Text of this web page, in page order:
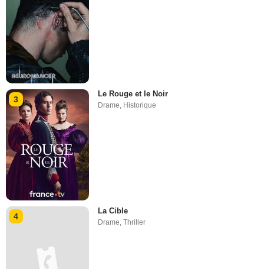
3
Le Rouge et le Noir
Drame Historique
4
La Cible
Drame,Thriller